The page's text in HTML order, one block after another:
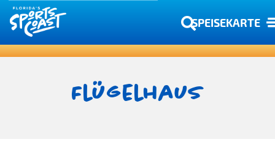
SPEISEKARTE
Flügelhaus